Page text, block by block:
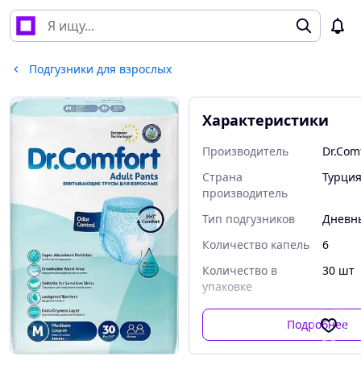
Подгузники для взрослых
Характеристики
Производитель
Страна
производитель
Турция
Тип подгузников
Количество капель
6
Количество в
упаковке
30 шт
Подробнее